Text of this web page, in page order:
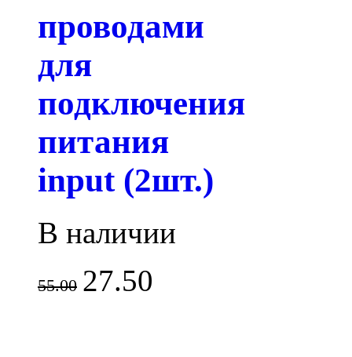
проводами
для
подключения
питания
input (2шт.)
В наличии
55.00 27.50